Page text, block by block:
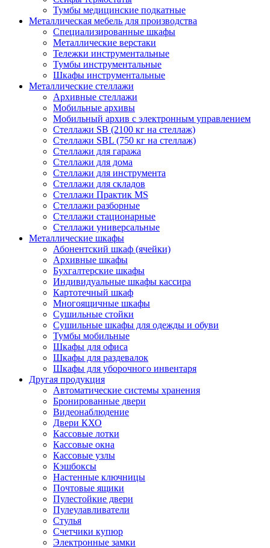
Тумбы медицинские подкатные
Металлическая мебель для производства
Cпециализированные шкафы
Металлические верстаки
Тележки инструментальные
Тумбы инструментальные
Шкафы инструментальные
Металлические стеллажи
Архивные стеллажи
Мобильные архивы
Мобильный архив с электронным управлением
Стеллажи SB (2100 кг на стеллаж)
Стеллажи SBL (750 кг на стеллаж)
Стеллажи для гаража
Стеллажи для дома
Стеллажи для инструмента
Стеллажи для складов
Стеллажи Практик MS
Стеллажи разборные
Стеллажи стационарные
Стеллажи универсальные
Металлические шкафы
Абонентский шкаф (ячейки)
Архивные шкафы
Бухгалтерские шкафы
Индивидуальные шкафы кассира
Картотечный шкаф
Многоящичные шкафы
Сушильные стойки
Сушильные шкафы для одежды и обуви
Тумбы мобильные
Шкафы для офиса
Шкафы для раздевалок
Шкафы для уборочного инвентаря
Другая продукция
Автоматические системы хранения
Бронированные двери
Видеонаблюдение
Двери КХО
Кассовые лотки
Кассовые окна
Кассовые узлы
Кэшбоксы
Настенные ключницы
Почтовые ящики
Пулестойкие двери
Пулеулавливатели
Стулья
Счетчики купюр
Электронные замки